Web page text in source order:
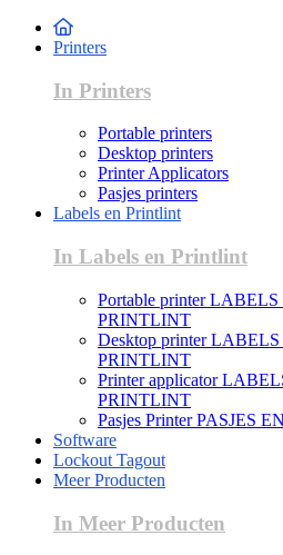
Printers
In Printers
Portable printers
Desktop printers
Printer Applicators
Pasjes printers
Labels en Printlint
In Labels en Printlint
Portable printer LABELS
PRINTLINT
Desktop printer LABELS
PRINTLINT
Printer applicator
PRINTLINT
Pasjes Printer PASJES
Software
Lockout Tagout
Meer Producten
In Meer Producten